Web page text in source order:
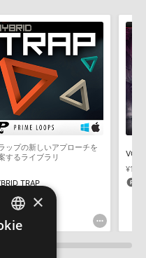
す。メールに記載されており
ド／導入を行って下さい。
日本語版操作マニュアルをご
明点や詳細に関するお問い合
ご連絡ください。
ってできることを紹介するた
す。原則として、デモソング
ません。また、デモソングを
パックに含まれていることを
の返品・返金はお受け付け致
のご購入ユーザー様専用となって
ご購入頂く必要がございます。
ップの新しいアプローチを
するライブラリ
TRAP
190pt
ENGLISH
×